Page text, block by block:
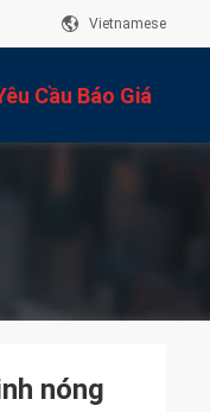
Vietnamese
Cầu Báo Giá
nóng